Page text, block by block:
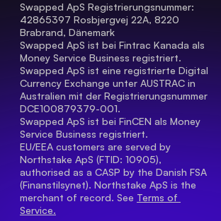
Swapped ApS Registrierungsnummer:
42865397 Rosbjergvej 22A, 8220
Brabrand, Dänemark
Swapped ApS ist bei Fintrac Kanada als
Money Service Business registriert.
Swapped ApS ist eine registrierte Digital
Currency Exchange unter AUSTRAC in
Australien mit der Registrierungsnummer
DCE100879379-001.
Swapped ApS ist bei FinCEN als Money
Service Business registriert.
EU/EEA customers are served by
Northstake ApS (FTID: 10905),
authorised as a CASP by the Danish FSA
(Finanstilsynet). Northstake ApS is the
merchant of record. See Terms of
Service.